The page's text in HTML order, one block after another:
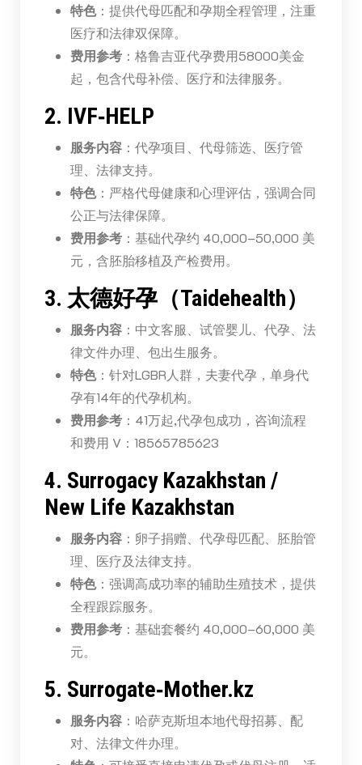
特色：提供代母匹配和孕期全程管理，注重
医疗和法律双保障。
费用参考：格鲁吉亚代孕费用58000美金
起，包含代母补偿、医疗和法律服务。
2. IVF‑HELP
服务内容：代孕项目、代母筛选、医疗管
理、法律支持。
特色：严格代母健康和心理评估，强调合同
公正与法律保障。
费用参考：基础代孕约 40,000–50,000 美
元，含胚胎移植及产检费用。
3. 太德好孕（Taidehealth）
服务内容：中文客服、试管婴儿、代孕、法
律文件办理、包出生服务。
特色：针对LGBR人群，夫妻代孕，单身代
孕有14年的代孕机构。
费用参考：41万起,代孕包成功，咨询流程
和费用 V：18565785623
4. Surrogacy Kazakhstan /
New Life Kazakhstan
服务内容：卵子捐赠、代孕母匹配、胚胎管
理、医疗及法律支持。
特色：强调高成功率的辅助生殖技术，提供
全程跟踪服务。
费用参考：基础套餐约 40,000–60,000 美
元。
5. Surrogate‑Mother.kz
服务内容：哈萨克斯坦本地代母招募、配
对、法律文件办理。